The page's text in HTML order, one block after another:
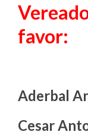
favor:
Aderbal
Cesar